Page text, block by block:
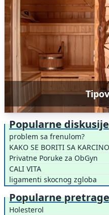
Popularne diskusije
problem sa frenulom?
KAKO SE BORITI SA
Privatne Poruke za ObGyn
CALI VITA
ligamenti skocnog zgloba
Popularne pretrage
Holesterol